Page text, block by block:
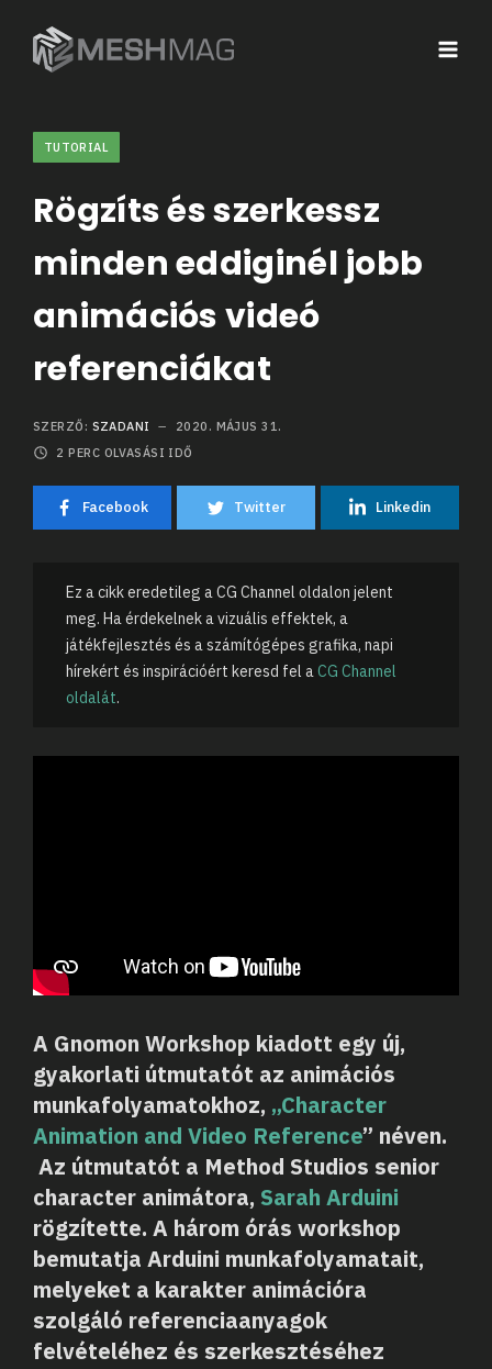
TUTORIAL
Rögzíts és szerkessz
minden eddiginél jobb
animációs videó
referenciákat
SZERZŐ: SZADANI
2020. MÁJUS 31.
2 PERC OLVASÁSI IDŐ
Facebook Twitter Linkedin
Ez a cikk eredetileg a CG Channel oldalon jelent
meg. Ha érdekelnek a vizuális effektek, a
játékfejlesztés és a számítógépes grafika, napi
hírekért és inspirációért keresd fel aCG Channel
oldalát.
A Gnomon Workshop kiadott egy új,
gyakorlati útmutatót az animációs
munkafolyamatokhoz, „Character
Animation and Video Reference” néven.
Az útmutatót a Method Studios senior
character animátora, Sarah Arduini
rögzítette. A három órás workshop
bemutatja Arduini munkafolyamatait,
melyeket a karakter animációra
szolgáló referenciaanyagok
felvételéhez és szerkesztéséhez